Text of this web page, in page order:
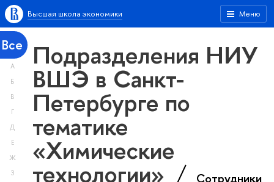
Меню
Высшая школа экономики
Все
А
Б
В
Г
Д
Е
Ж
З
Подразделения НИУ
ВШЭ в Санкт-
Петербурге по
тематике
«Химические
технологии» Сотрудники